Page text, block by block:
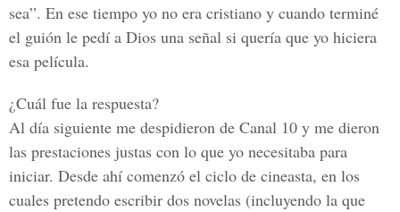
sea”. En ese tiempo yo no era cristiano y cuando terminé
el guión le pedí a Dios una señal si quería que yo hiciera
esa película.
¿Cuál fue la respuesta?
Al día siguiente me despidieron de Canal 10 y me dieron
las prestaciones justas con lo que yo necesitaba para
iniciar. Desde ahí comenzó el ciclo de cineasta, en los
cuales pretendo escribir dos novelas (incluyendo la que